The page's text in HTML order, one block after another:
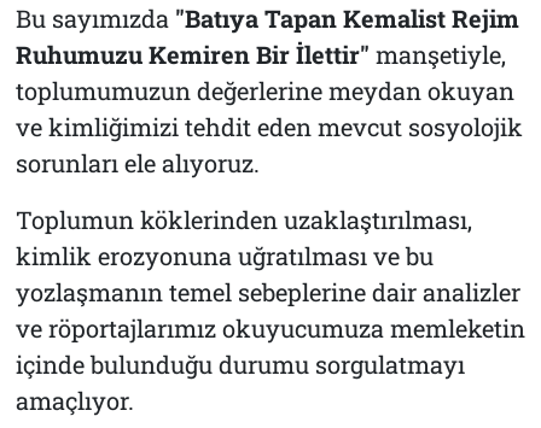
Bu sayımızda "Batıya Tapan Kemalist Rejim
Ruhumuzu Kemiren Bir İlettir" manşetiyle,
toplumumuzun değerlerine meydan okuyan
ve kimliğimizi tehdit eden mevcut sosyolojik
sorunları ele alıyoruz.
Toplumun köklerinden uzaklaştırılması,
kimlik erozyonuna uğratılması ve bu
yozlaşmanın temel sebeplerine dair analizler
ve röportajlarımız okuyucumuza memleketin
içinde bulunduğu durumu sorgulatmayı
amaçlıyor.